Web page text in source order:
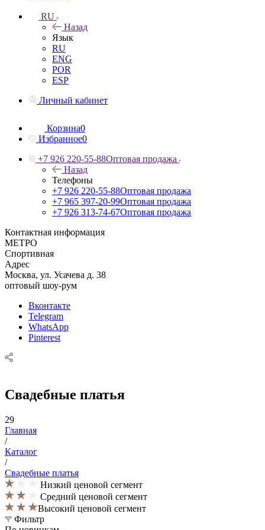
RU
Назад
Язык
RU
ENG
POR
ESP
Личный кабинет
Корзина0
Избранное0
+7 926 220-55-88Оптовая продажа
Назад
Телефоны
+7 926 220-55-88Оптовая продажа
+7 965 397-20-99Оптовая продажа
+7 926 313-74-67Оптовая продажа
Контактная информация
МЕТРО
Спортивная
Адрес
Москва, ул. Усачева д. 38
оптовый шоу-рум
Вконтакте
Telegram
WhatsApp
Pinterest
Свадебные платья
29
Главная
/
Каталог
/
Свадебные платья
Низкий ценовой сегмент
Средний ценовой сегмент
Высокий ценовой сегмент
Фильтр